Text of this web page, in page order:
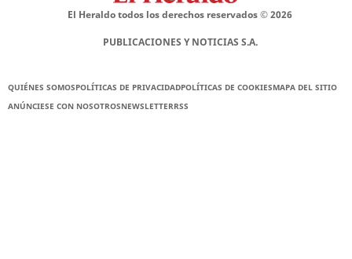
El Heraldo todos los derechos reservados ©2026
PUBLICACIONES Y NOTICIAS S.A.
QUIÉNES SOMOSPOLÍTICAS DE PRIVACIDADPOLÍTICAS DE COOKIESMAPA DEL SITIO
ANÚNCIESE CON NOSOTROSNEWSLETTERRSS